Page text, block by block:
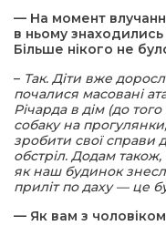
— На момент
в ньому знаходились
Більше нікого не
– Так. Діти вже
почалися масовані
Річарда в дім (до
собаку на
зробити свої справи
обстріл. Додам
як наш будинок
приліт по даху — це
— Як вам з